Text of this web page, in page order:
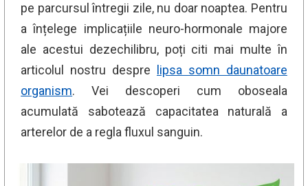
pe parcursul întregii zile, nu doar noaptea. Pentru
a înțelege implicațiile neuro-hormonale majore
ale acestui dezechilibru, poți citi mai multe în
articolul nostru despre
lipsa somn daunatoare
organism. Vei descoperi cum oboseala
acumulată sabotează capacitatea naturală a
arterelor de a regla fluxul sanguin.